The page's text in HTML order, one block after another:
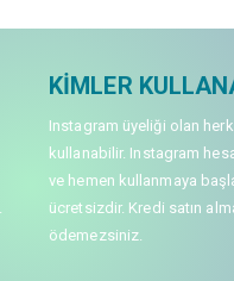
KIMLER
Instagram üyeliği olan
kullanabilir. Instagram
ve hemen kullanmaya
ücretsizdir. Kredi satın
ödemezsiniz.